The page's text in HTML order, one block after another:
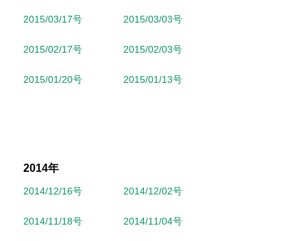
2015/03/17号 2015/03/03号
2015/02/17号 2015/02/03号
2015/01/20号 2015/01/13号
2014年
2014/12/16号 2014/12/02号
2014/11/18号 2014/11/04号